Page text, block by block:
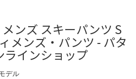
ンズ スキーパンツ S
メンズ・パンツ - パタ
ラインショップ
デル